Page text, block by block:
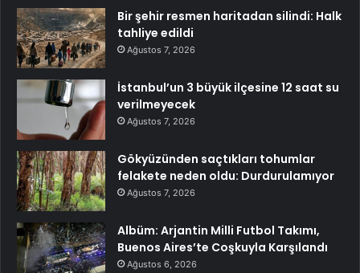
Bir şehir resmen haritadan silindi: Halk
tahliye edildi
Ağustos 7, 2026
İstanbul’un 3 büyük ilçesine 12 saat su
verilmeyecek
Ağustos 7, 2026
Gökyüzünden saçtıkları tohumlar
felakete neden oldu: Durdurulamıyor
Ağustos 7, 2026
Albüm: Arjantin Milli Futbol Takımı,
Buenos Aires’te Coşkuyla Karşılandı
Ağustos 6, 2026